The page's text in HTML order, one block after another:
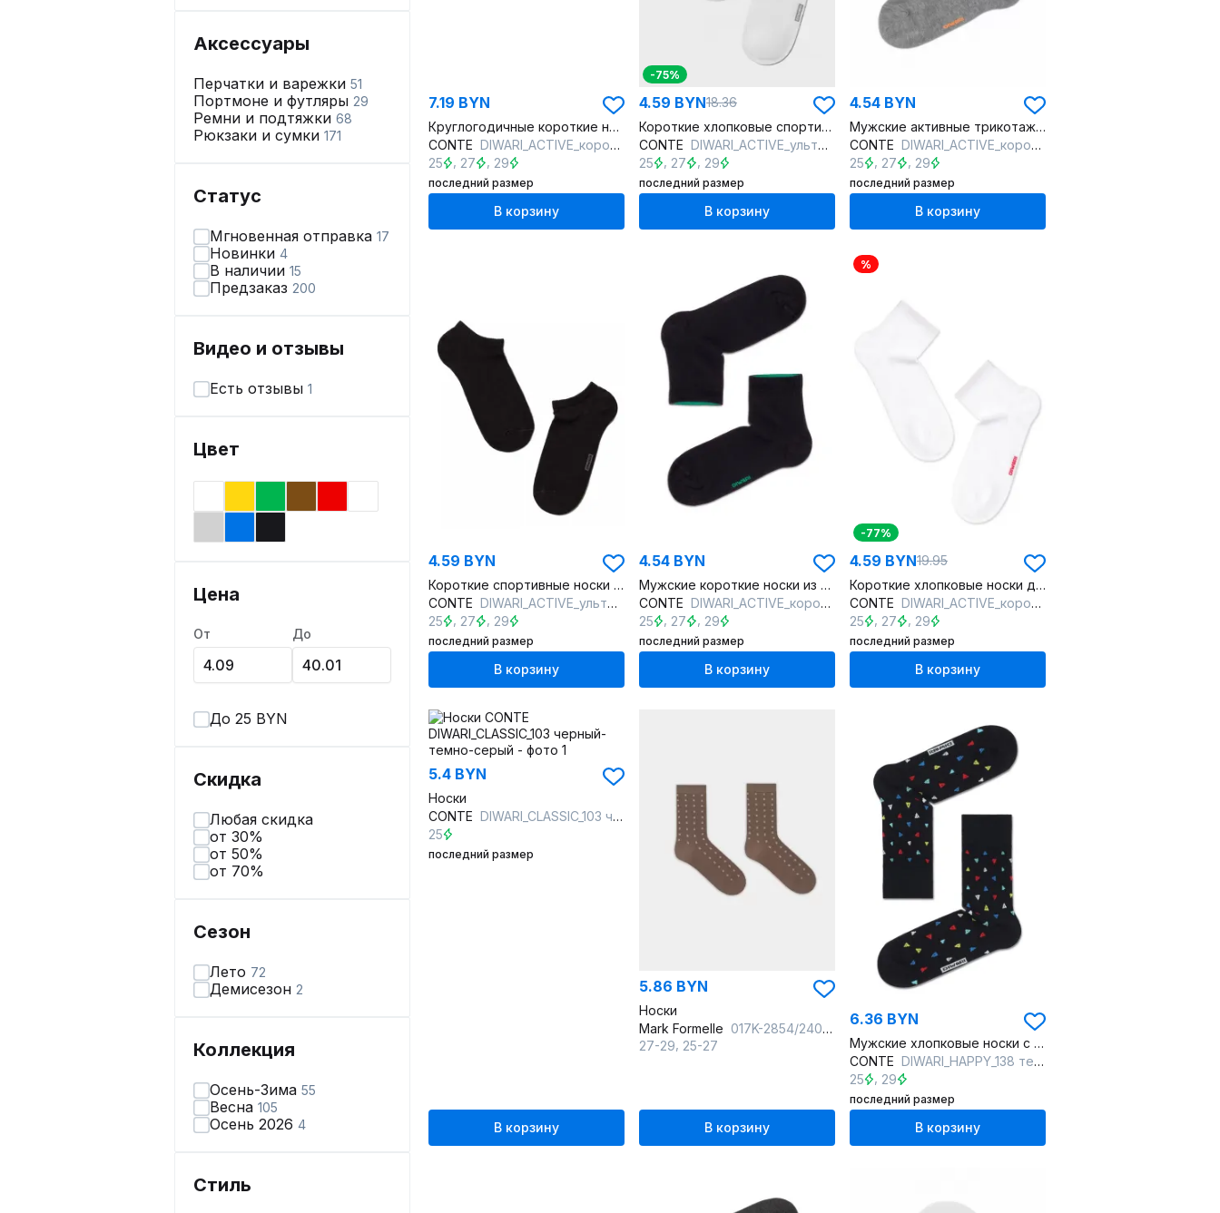
Аксессуары
Перчатки и варежки 51
Портмоне и футляры 29
Ремни и подтяжки 68
Рюкзаки и сумки 171
Статус
Мгновенная отправка 17
Новинки 4
В наличии 15
Предзаказ 200
Видео и отзывы
Есть отзывы 1
Цвет
Цена
От До
До 25 BYN
Скидка
Любая скидка
от 30%
от 50%
от 70%
Сезон
Лето 72
Демисезон 2
Коллекция
Осень-Зима 55
Весна 105
Осень 2026 4
Стиль
7.19 BYN
Круглогодичные короткие носки из хлопка и конопли для чувствительной кожи
CONTE DIWARI_ACTIVE_короткие_147 черный
25
27 29
последний размер
В корзину
-75%
4.59 BYN18.36
Короткие хлопковые спортивные носки с сеточным рисунком
CONTE DIWARI_ACTIVE_ультракороткие_484 белый
25
27 29
последний размер
В корзину
4.54 BYN
Мужские активные трикотажные короткие носки из хлопка
CONTE DIWARI_ACTIVE_короткие_148 серый
25
27 29
последний размер
В корзину
4.59 BYN
Короткие спортивные носки из хлопка с сетчатым рисунком
CONTE DIWARI_ACTIVE_ультракороткие_484 черный
25
27 29
последний размер
В корзину
4.54 BYN
Мужские короткие носки из хлопка для активной жизни
CONTE DIWARI_ACTIVE_короткие_148 черный
25
27 29
последний размер
В корзину
%
-77%
4.59 BYN19.95
Короткие хлопковые носки для активного образа жизни
CONTE DIWARI_ACTIVE_короткие_148 белый
25
27 29
последний размер
В корзину
5.4 BYN
Носки
CONTE DIWARI_CLASSIC_103 черный-темно-серый
25
последний размер
В корзину
5.86 BYN
Носки
Mark Formelle 017K-2854/24017K-1 карамель_рис.2854
27-29 25-27
В корзину
6.36 BYN
Мужские хлопковые носки с яркими оригинальными рисунками
CONTE DIWARI_HAPPY_138 темно-синий
25
29
последний размер
В корзину